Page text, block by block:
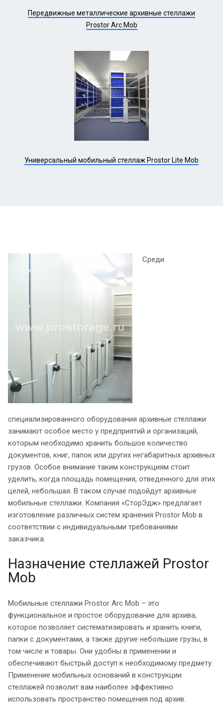
Передвижные металлические архивные стеллажи
Prostor Arc Mob
Универсальный мобильный стеллаж Prostor Lite Mob
Среди
специализированного оборудования архивные стеллажи
занимают особое место у предприятий и организаций,
которым необходимо хранить большое количество
документов, книг, папок или других негабаритных архивных
грузов. Особое внимание таким конструкциям стоит
уделить, когда площадь помещения, отведенного для этих
целей, небольшая. В таком случае подойдут архивные
мобильные стеллажи. Компания «СторЭдж» предлагает
изготовление различных систем хранения Prostor Mob в
соответствии с индивидуальными требованиями
заказчика.
Назначение стеллажей Prostor
Mob
Мобильные стеллажи Prostor Arc Mob – это
функциональное и простое оборудование для архива,
которое позволяет систематизировать и хранить книги,
папки с документами, а также другие небольшие грузы, в
том числе и товары. Они удобны в применении и
обеспечивают быстрый доступ к необходимому предмету.
Применение мобильных оснований в конструкции
стеллажей позволит вам наиболее эффективно
использовать пространство помещения под архив.